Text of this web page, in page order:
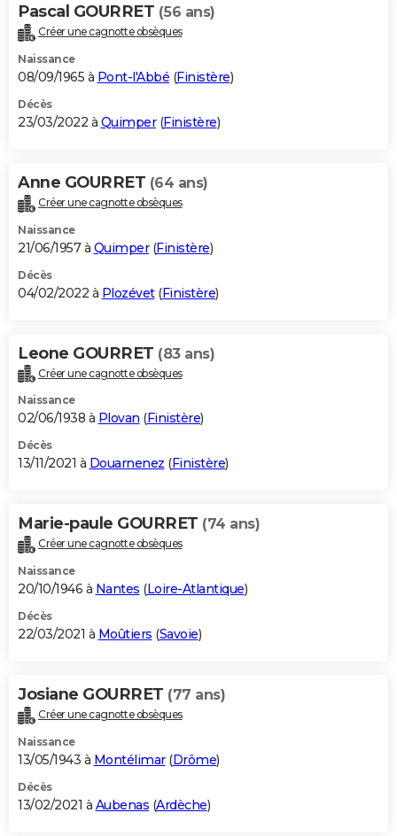
Pascal GOURRET (56 ans)
Créer une cagnotte obsèques
Naissance
08/09/1965 à Pont-l'Abbé (Finistère)
Décès
23/03/2022 à Quimper(Finistère)
Anne GOURRET (64 ans)
Créer une cagnotte obsèques
Naissance
21/06/1957 à Quimper(Finistère)
Décès
04/02/2022 à Plozévet(Finistère)
Leone GOURRET (83 ans)
Créer une cagnotte obsèques
Naissance
02/06/1938 à Plovan (Finistère)
Décès
13/11/2021 à Douarnenez (Finistère)
Marie-paule GOURRET (74 ans)
Créer une cagnotte obsèques
Naissance
20/10/1946 à Nantes (Loire-Atlantique)
Décès
22/03/2021 à Moûtiers (Savoie)
Josiane GOURRET (77 ans)
Créer une cagnotte obsèques
Naissance
13/05/1943 à Montélimar(Drôme)
Décès
13/02/2021 à Aubenas (Ardèche)